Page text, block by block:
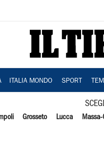
ITALIA MONDO SPORT
Grosseto Lucca Massa-